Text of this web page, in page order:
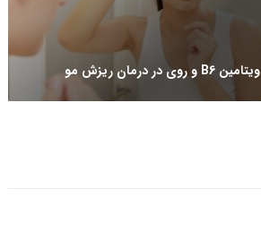
ویتامین B6 و روی در درمان ریزش مو